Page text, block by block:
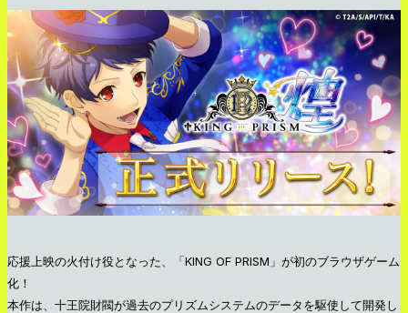
応援上映の火付け役となった、「KING OF PRISM」が初のブラウザゲーム
化！
本作は、十王院財閥が過去のプリズムシステムのデータを駆使して開発し